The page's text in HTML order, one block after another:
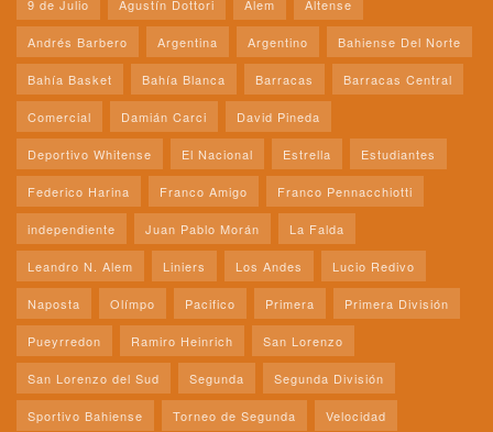
9 de Julio Agustín Dottori Alem Altense
Andrés Barbero Argentina Argentino Bahiense Del Norte
Bahía Basket Bahía Blanca Barracas Barracas Central
Comercial Damián Carci David Pineda
Deportivo Whitense El Nacional Estrella Estudiantes
Federico Harina Franco Amigo Franco Pennacchiotti
independiente Juan Pablo Morán La Falda
Leandro N. Alem Liniers Los Andes Lucio Redivo
Naposta Olímpo Pacifico Primera Primera División
Pueyrredon Ramiro Heinrich San Lorenzo
San Lorenzo del Sud Segunda Segunda División
Sportivo Bahiense Torneo de Segunda Velocidad